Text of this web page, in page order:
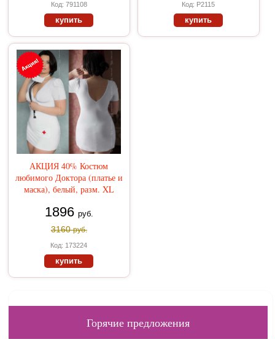
Код: 791108
купить
Код: Р2115
купить
АКЦИЯ 40% Костюм
любимого Доктора (платье и
маска), белый, разм. XL
1896 руб.
3160руб.
Код: 173224
купить
Горячие предложения